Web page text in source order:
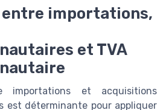
importations,
et TVA
importations et acquisitions
est déterminante pour appliquer